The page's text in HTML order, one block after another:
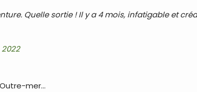
Quelle sortie ! Il y a 4 mois, infatigable et
mer…